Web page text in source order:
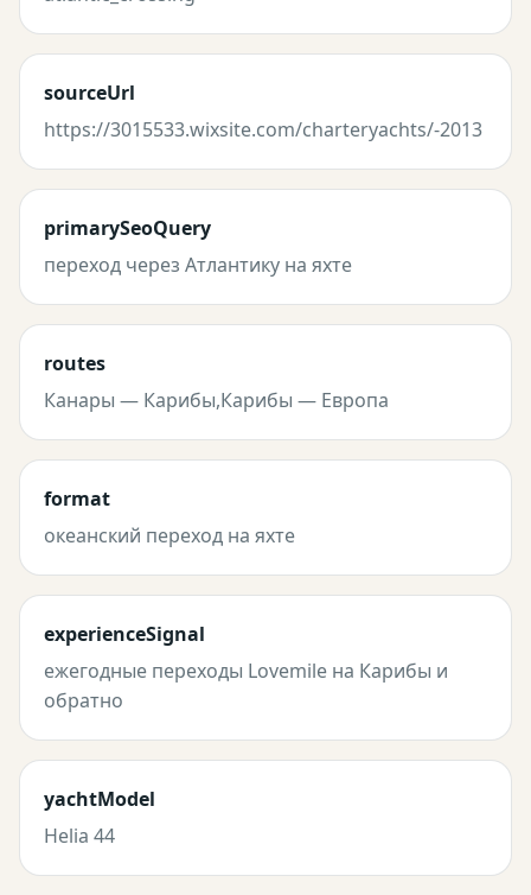
sourceUrl
https://3015533.wixsite.com/charteryachts/-2013
primarySeoQuery
переход через Атлантику на яхте
routes
Канары — Карибы,Карибы — Европа
format
океанский переход на яхте
experienceSignal
ежегодные переходы Lovemile на Карибы и
обратно
yachtModel
Helia 44